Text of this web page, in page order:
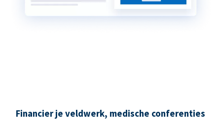
Financier je veldwerk, medische conferenties